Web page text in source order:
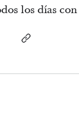
los días